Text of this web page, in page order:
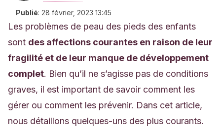
Publié: 28 février, 2023 13:45
Les problèmes de peau des pieds des enfants
sont des affections courantes en raison de leur
fragilité et de leur manque de développement
complet. Bien qu’il ne s’agisse pas de conditions
graves, il est important de savoir comment les
gérer ou comment les prévenir. Dans cet article,
nous détaillons quelques-uns des plus courants.